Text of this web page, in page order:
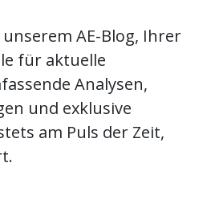
AE-Blog, Ihrer
für aktuelle
Analysen,
und exklusive
am Puls der Zeit,